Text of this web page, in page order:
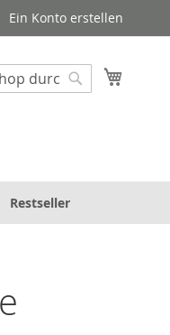
Ein Konto erstellen
Restseller